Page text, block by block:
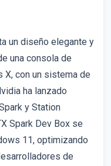
un diseño elegante y
una consola de
con un sistema de
ha lanzado
y Station
Spark Dev Box se
11, optimizando
de